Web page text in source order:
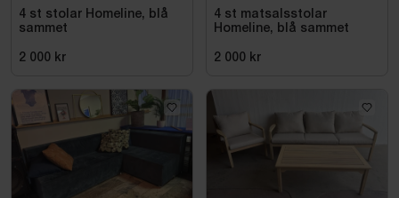
4 st stolar Homeline, blå
sammet
2 000 kr
4 st matsalsstolar
Homeline, blå sammet
2 000 kr